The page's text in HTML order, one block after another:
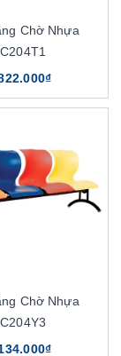
Chờ Nhựa
Chờ Nhựa